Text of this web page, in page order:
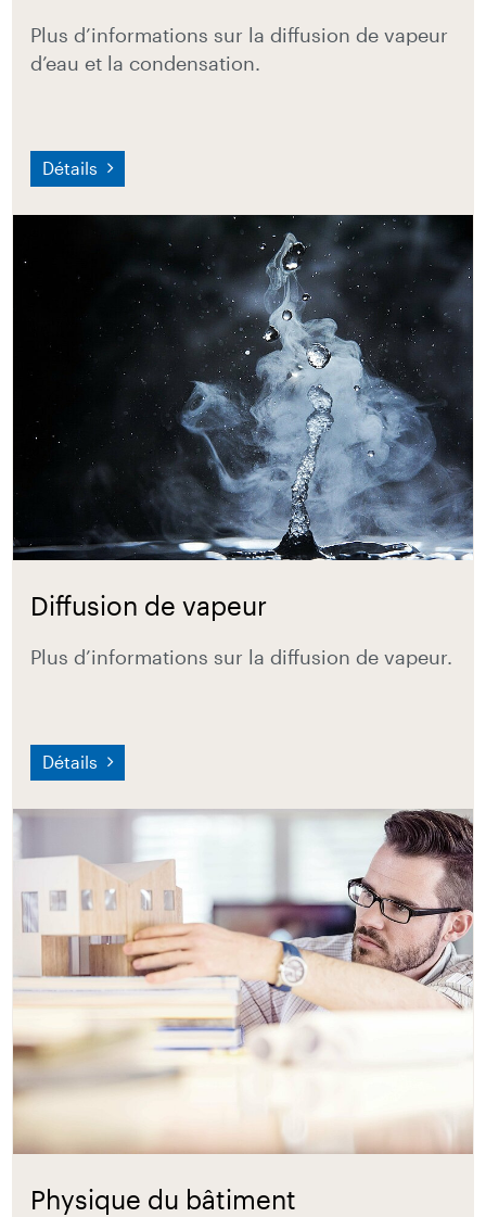
Plus d’informations sur la diffusion de vapeur
d’eau et la condensation.
Détails
Diffusion de vapeur
Plus d’informations sur la diffusion de vapeur.
Détails
Physique du bâtiment